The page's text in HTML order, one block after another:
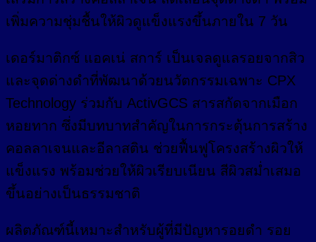
เพิ่มความชุ่มชื้นให้ผิวดูแข็งแรงขึ้นภายใน 7 วัน
เดอร์มาติกซ์ แอคเน่ สการ์ เป็นเจลดูแลรอยจากสิว
และจุดด่างดำที่พัฒนาด้วยนวัตกรรมเฉพาะ CPX
Technology ร่วมกับ ActivGCS สารสกัดจากเมือก
หอยทาก ซึ่งมีบทบาทสำคัญในการกระตุ้นการสร้าง
คอลลาเจนและอีลาสติน ช่วยฟื้นฟูโครงสร้างผิวให้
แข็งแรง พร้อมช่วยให้ผิวเรียบเนียน สีผิวสม่ำเสมอ
ขึ้นอย่างเป็นธรรมชาติ
ผลิตภัณฑ์นี้เหมาะสำหรับผู้ที่มีปัญหารอยดำ รอย